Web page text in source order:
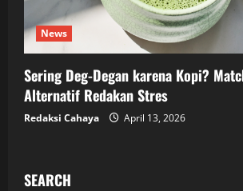
News
Sering Deg-Degan karena Kopi?
Alternatif Redakan Stres
Redaksi Cahaya April 13, 2026
SEARCH